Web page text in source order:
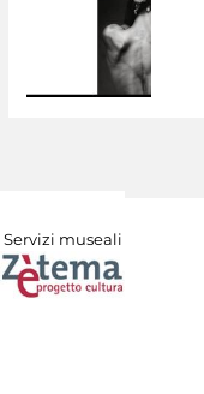
Servizi museali